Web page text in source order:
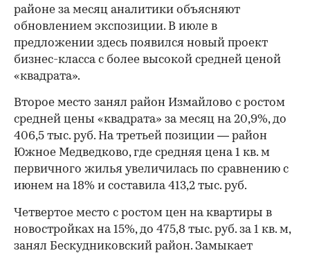
районе за месяц аналитики объясняют
обновлением экспозиции. В июле в
предложении здесь появился новый проект
бизнес-класса с более высокой средней ценой
«квадрата».
Второе место занял район Измайлово с ростом
средней цены «квадрата» за месяц на 20,9%, до
406,5 тыс. руб. На третьей позиции — район
Южное Медведково, где средняя цена 1 кв. м
первичного жилья увеличилась по сравнению с
июнем на 18% и составила 413,2 тыс. руб.
Четвертое место с ростом цен на квартиры в
новостройках на 15%, до 475,8 тыс. руб. за 1 кв. м,
занял Бескудниковский район. Замыкает